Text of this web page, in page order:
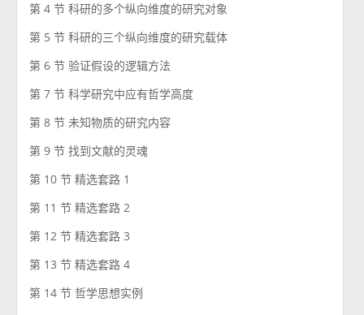
第 4 节 科研的多个纵向维度的研究对象
第 5 节 科研的三个纵向维度的研究载体
第 6 节 验证假设的逻辑方法
第 7 节 科学研究中应有哲学高度
第 8 节 未知物质的研究内容
第 9 节 找到文献的灵魂
第 10 节 精选套路 1
第 11 节 精选套路 2
第 12 节 精选套路 3
第 13 节 精选套路 4
第 14 节 哲学思想实例